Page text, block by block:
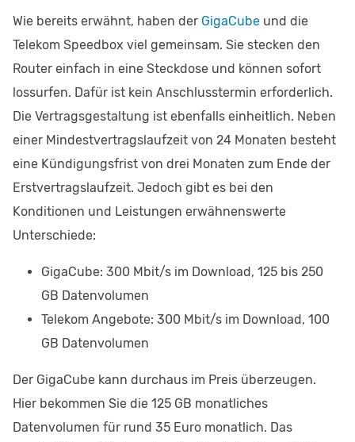
Wie bereits erwähnt, haben der GigaCube und die
Telekom Speedbox viel gemeinsam. Sie stecken den
Router einfach in eine Steckdose und können sofort
lossurfen. Dafür ist kein Anschlusstermin erforderlich.
Die Vertragsgestaltung ist ebenfalls einheitlich. Neben
einer Mindestvertragslaufzeit von 24 Monaten besteht
eine Kündigungsfrist von drei Monaten zum Ende der
Erstvertragslaufzeit. Jedoch gibt es bei den
Konditionen und Leistungen erwähnenswerte
Unterschiede:
GigaCube: 300 Mbit/s im Download, 125 bis 250
GB Datenvolumen
Telekom Angebote: 300 Mbit/s im Download, 100
GB Datenvolumen
Der GigaCube kann durchaus im Preis überzeugen.
Hier bekommen Sie die 125 GB monatliches
Datenvolumen für rund 35 Euro monatlich. Das